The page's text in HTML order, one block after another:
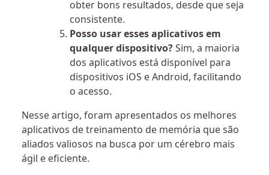
obter bons resultados, desde que seja
consistente.
Posso usar esses aplicativos em
qualquer dispositivo?Sim, a maioria
dos aplicativos está disponível para
dispositivos iOS e Android, facilitando
o acesso.
Nesse artigo, foram apresentados os melhores
aplicativos de treinamento de memória que são
aliados valiosos na busca por um cérebro mais
ágil e eficiente.